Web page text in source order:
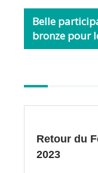
k
Belle
bronze pour
articles
Retour du
2023